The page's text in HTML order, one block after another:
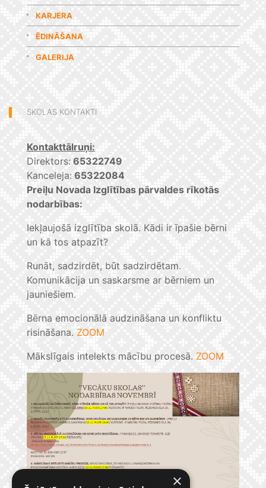
KARJERA
ĒDINĀŠANA
GALERIJA
SKOLAS KONTAKTI
Kontakttālruņi:
Direktors: 65322749
Kanceleja: 65322084
Preiļu Novada Izglītības pārvaldes rīkotās
nodarbības:
Iekļaujošā izglītība skolā. Kādi ir īpašie bērni
un kā tos atpazīt?
Runāt, sadzirdēt, būt sadzirdētam.
Komunikācija un saskarsme ar bērniem un
jauniešiem.
Bērna emocionālā audzināšana un konfliktu
risināšana. ZOOM
Mākslīgais intelekts mācību procesā. ZOOM
×